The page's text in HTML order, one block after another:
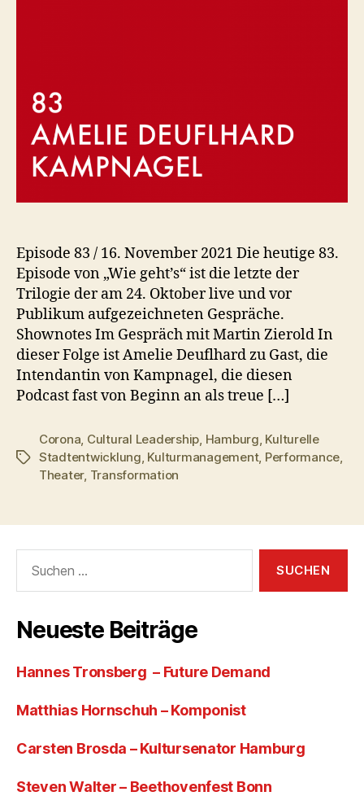
Episode 83 / 16. November 2021 Die heutige 83.
Episode von „Wie geht’s“ ist die letzte der
Trilogie der am 24. Oktober live und vor
Publikum aufgezeichneten Gespräche.
Shownotes Im Gespräch mit Martin Zierold In
dieser Folge ist Amelie Deuflhard zu Gast, die
Intendantin von Kampnagel, die diesen
Podcast fast von Beginn an als treue […]
Schlagwörter
Corona, Cultural Leadership, Hamburg, Kulturelle
Stadtentwicklung, Kulturmanagement, Performance,
Theater, Transformation
nach:
Neueste Beiträge
Hannes Tronsberg – Future Demand
Matthias Hornschuh – Komponist
Carsten Brosda – Kultursenator Hamburg
Steven Walter – Beethovenfest Bonn